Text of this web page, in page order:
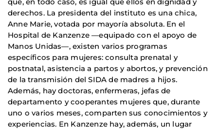
que, en todo caso, es igual que ellos en dignidad y
derechos. La presidenta del instituto es una chica,
Anne Marie, votada por mayoría absoluta. En el
Hospital de Kanzenze —equipado con el apoyo de
Manos Unidas—, existen varios programas
específicos para mujeres: consulta prenatal y
postnatal, asistencia a partos y abortos, y prevención
de la transmisión del SIDA de madres a hijos.
Además, hay doctoras, enfermeras, jefas de
departamento y cooperantes mujeres que, durante
uno o varios meses, comparten sus conocimientos y
experiencias. En Kanzenze hay, además, un lugar